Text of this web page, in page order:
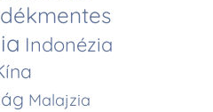
Indonézia
Malajzia